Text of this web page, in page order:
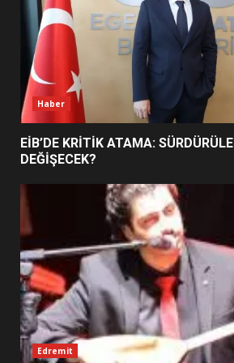
7
BURHANİYE
YENİ YÖNETİM
ŞEKİLLENDİ?
Haber
EİB’DE KRİTİK ATAMA:
DEĞİŞECEK?
Edremit